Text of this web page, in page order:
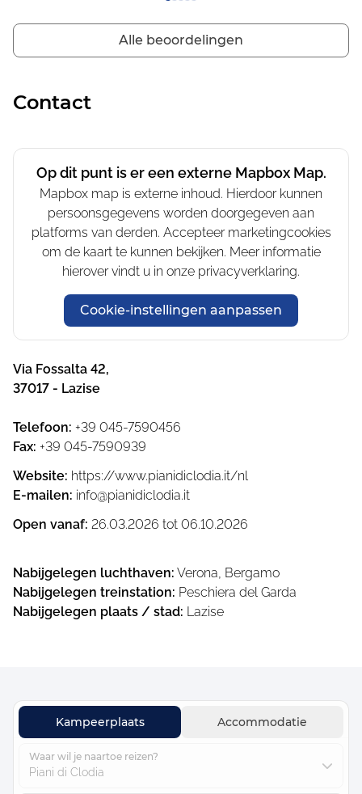
Alle beoordelingen
Contact
Op dit punt is er een externe Mapbox Map.
Mapbox map is externe inhoud. Hierdoor kunnen
persoonsgegevens worden doorgegeven aan
platforms van derden. Accepteer marketingcookies
om de kaart te kunnen bekijken. Meer informatie
hierover vindt u in onze privacyverklaring.
Cookie-instellingen aanpassen
Via Fossalta 42,
37017 - Lazise
Telefoon: +39 045-7590456
Fax: +39 045-7590939
Website: https://www.pianidiclodia.it/nl
E-mailen: info@pianidiclodia.it
Open vanaf: 26.03.2026 tot 06.10.2026
Nabijgelegen luchthaven: Verona, Bergamo
Nabijgelegen treinstation: Peschiera del Garda
Nabijgelegen plaats / stad: Lazise
Kampeerplaats Accommodatie
Waar wil je naartoe reizen?
Piani di Clodia